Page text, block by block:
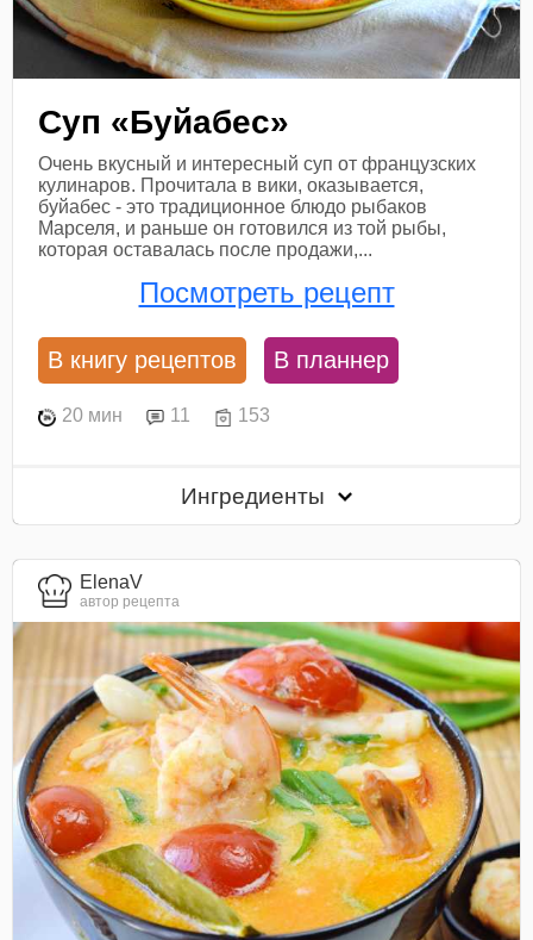
Суп «Буйабес»
Очень вкусный и интересный суп от французских
кулинаров. Прочитала в вики, оказывается,
буйабес - это традиционное блюдо рыбаков
Марселя, и раньше он готовился из той рыбы,
которая оставалась после продажи,...
Посмотреть рецепт
В книгу рецептов В планнер
20 мин 11 153
Ингредиенты
ElenaV
автор рецепта